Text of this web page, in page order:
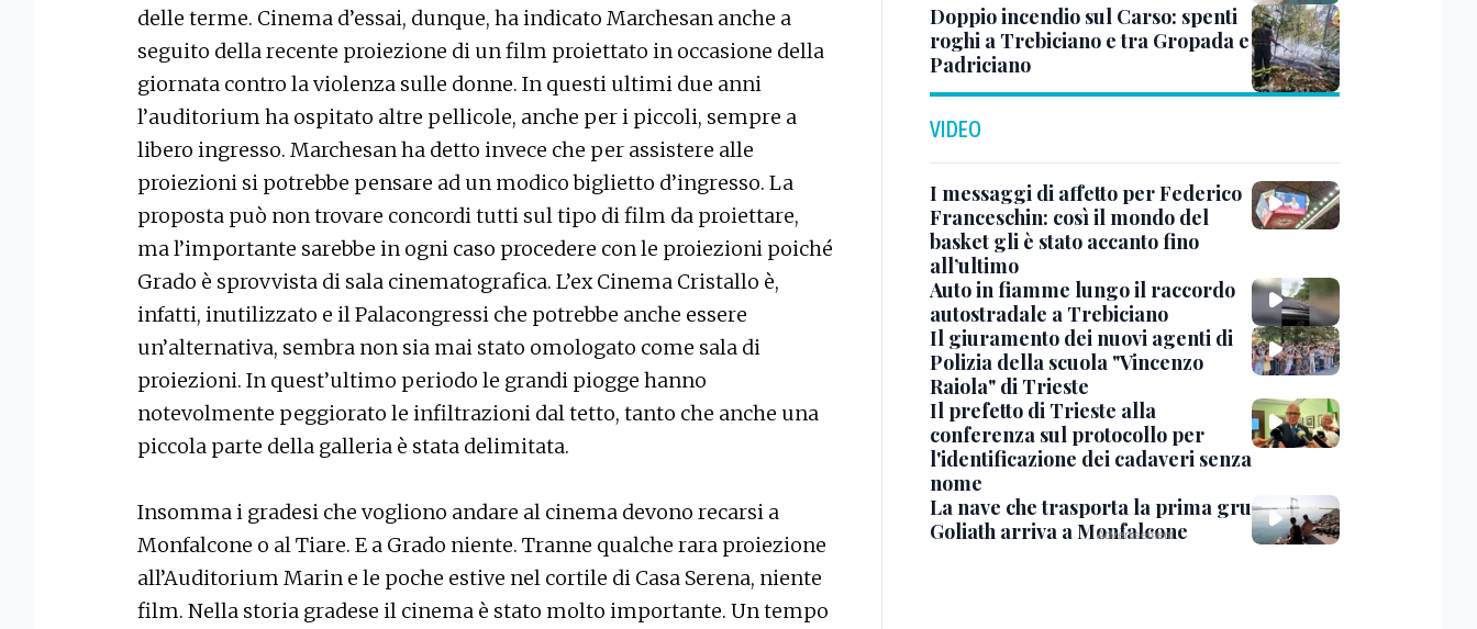
delle terme. Cinema d’essai, dunque, ha indicato Marchesan anche a
seguito della recente proiezione di un film proiettato in occasione della
giornata contro la violenza sulle donne. In questi ultimi due anni
l’auditorium ha ospitato altre pellicole, anche per i piccoli, sempre a
libero ingresso. Marchesan ha detto invece che per assistere alle
proiezioni si potrebbe pensare ad un modico biglietto d’ingresso. La
proposta può non trovare concordi tutti sul tipo di film da proiettare,
ma l’importante sarebbe in ogni caso procedere con le proiezioni poiché
Grado è sprovvista di sala cinematografica. L’ex Cinema Cristallo è,
infatti, inutilizzato e il Palacongressi che potrebbe anche essere
un’alternativa, sembra non sia mai stato omologato come sala di
proiezioni. In quest’ultimo periodo le grandi piogge hanno
notevolmente peggiorato le infiltrazioni dal tetto, tanto che anche una
piccola parte della galleria è stata delimitata.
Insomma i gradesi che vogliono andare al cinema devono recarsi a
Monfalcone o al Tiare. E a Grado niente. Tranne qualche rara proiezione
all’Auditorium Marin e le poche estive nel cortile di Casa Serena, niente
film. Nella storia gradese il cinema è stato molto importante. Un tempo
Doppio incendio sul Carso: spenti
roghi a Trebiciano e tra Gropada e
Padriciano
VIDEO
I messaggi di affetto per Federico
Franceschin: così il mondo del
basket gli è stato accanto fino
all’ultimo
Auto in fiamme lungo il raccordo
autostradale a Trebiciano
Il giuramento dei nuovi agenti di
Polizia della scuola "Vincenzo
Raiola" di Trieste
Il prefetto di Trieste alla
conferenza sul protocollo per
l'identificazione dei cadaveri senza
nome
La nave che trasporta la prima gru
Goliath arriva a Monfalcone